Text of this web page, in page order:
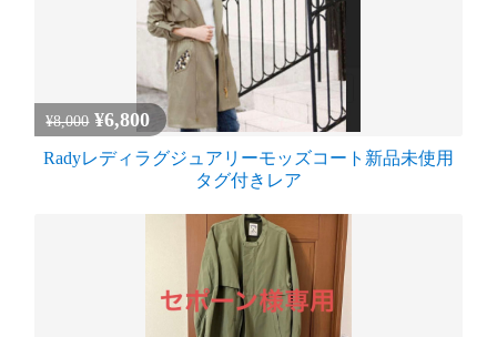
¥8,000 ¥6,800
Radyレディラグジュアリーモッズコート新品未使用
タグ付きレア